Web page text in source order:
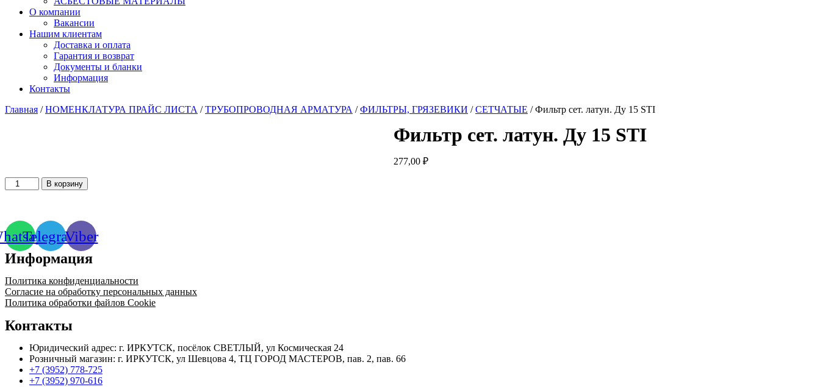
О компании
Вакансии
Нашим клиентам
Доставка и оплата
Гарантия и возврат
Документы и бланки
Информация
Контакты
Главная /НОМЕНКЛАТУРА ПРАЙС ЛИСТА /ТРУБОПРОВОДНАЯ АРМАТУРА /ФИЛЬТРЫ, ГРЯЗЕВИКИ /СЕТЧАТЫЕ / Фильтр сет. латун. Ду 15 STI
Фильтр сет. латун. Ду 15 STI
277,00₽
Количество
товара
латун.
Ду
15
STI
В корзину
TelegramViber
Информация
Политика конфиденциальности
Согласие на обработку персональных данных
Политика обработки файлов Cookie
Контакты
Юридический адрес: г. ИРКУТСК, посёлок СВЕТЛЫЙ, ул Космическая 24
Розничный магазин: г. ИРКУТСК, ул Шевцова 4, ТЦ ГОРОД МАСТЕРОВ, пав. 2, пав. 66
+7 (3952) 778-725
+7 (3952) 970-616